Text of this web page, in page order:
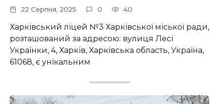
22 Серпня, 2025 0 40
Харківський ліцей №3 Харківської міської ради,
розташований за адресою: вулиця Лесі
Українки, 4, Харків, Харківська область, Україна,
61068, є унікальним